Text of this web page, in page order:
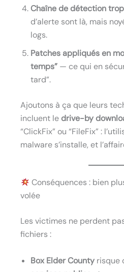
Chaîne de détection
d’alerte sont là, mais
logs.
Patches appliqués en
temps” — ce qui en
tard”.
Ajoutons à ça que leurs
incluent ledrive-by
“ClickFix” ou “FileFix” :
malware s’installe, et
Conséquences : bien
volée
Les victimes ne perdent
fichiers :
Box Elder County risque